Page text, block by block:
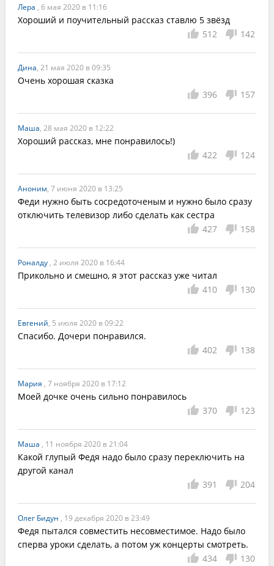
Лера , 6 мая 2020 в 11:16
Хороший и поучительный рассказ ставлю 5 звёзд
512
142
Дина, 21 мая 2020 в 09:35
Очень хорошая сказка
396
157
Маша, 28 мая 2020 в 12:22
Хороший рассказ, мне понравилось!)
422
124
Аноним, 7 июня 2020 в 13:25
Феди нужно быть сосредоточеным и нужно было сразу
отключить телевизор либо сделать как сестра
427
158
Роналду, 2 июля 2020 в 16:44
Прикольно и смешно, я этот рассказ уже читал
410
130
Евгений, 5 июля 2020 в 09:22
Спасибо. Дочери понравился.
402
138
Мария , 7 ноября 2020 в 17:12
Моей дочке очень сильно понравилось
370
123
Маша , 11 ноября 2020 в 21:04
Какой глупый Федя надо было сразу переключить на
другой канал
391
204
Олег Бидун , 19 декабря 2020 в 23:49
Федя пытался совместить несовместимое. Надо было
сперва уроки сделать, а потом уж концерты смотреть.
434
130